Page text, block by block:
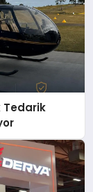
Tedarik